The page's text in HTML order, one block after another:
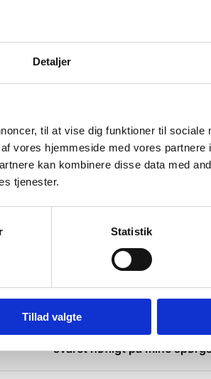
Detaljer
til at vise dig funktioner til sociale
vores hjemmeside med vores partnere
kan kombinere disse data med
tjenester.
Statistik
Tillad valgte
Dette
vare
har
flere
varianter.
kan
Vi prismatcher
det
God kundebetjening og der
svaret høfligt på mine